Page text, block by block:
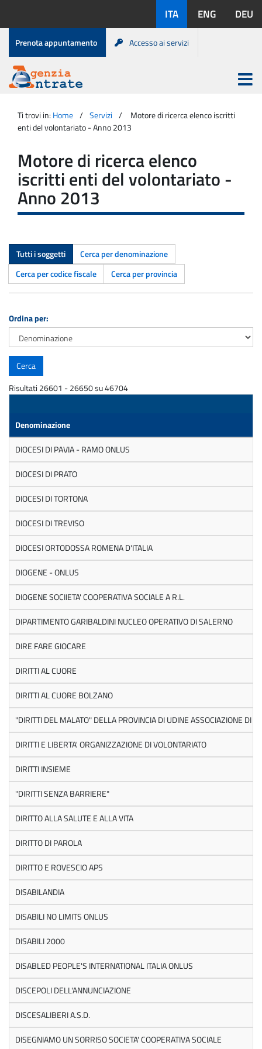
contenuto
disponibili:
ITA ENG DEU
Menu
di
servizio
Prenota appuntamento Accesso ai servizi
Agenzia
Entrate
Apri
menu
principale
Ti trovi in: Home Servizi
Motore di ricerca elenco iscritti
enti del volontariato - Anno 2013
Motore di ricerca elenco
iscritti enti del volontariato -
Anno 2013
Tutti i soggetti
Cerca per denominazione
Cerca per codice fiscale
Cerca per provincia
Ordina per:
Risultati 26601 - 26650 su 46704
Denominazione
DIOCESI DI PAVIA - RAMO ONLUS
DIOCESI DI PRATO
DIOCESI DI TORTONA
DIOCESI DI TREVISO
DIOCESI ORTODOSSA ROMENA D'ITALIA
DIOGENE - ONLUS
DIOGENE SOCIIETA' COOPERATIVA SOCIALE A R.L.
DIPARTIMENTO GARIBALDINI NUCLEO OPERATIVO DI SALERNO
DIRE FARE GIOCARE
DIRITTI AL CUORE
DIRITTI AL CUORE BOLZANO
"DIRITTI DEL MALATO" DELLA PROVINCIA DI UDINE ASSOCIAZIONE DI
DIRITTI E LIBERTA' ORGANIZZAZIONE DI VOLONTARIATO
DIRITTI INSIEME
"DIRITTI SENZA BARRIERE"
DIRITTO ALLA SALUTE E ALLA VITA
DIRITTO DI PAROLA
DIRITTO E ROVESCIO APS
DISABILANDIA
DISABILI NO LIMITS ONLUS
DISABILI 2000
DISABLED PEOPLE'S INTERNATIONAL ITALIA ONLUS
DISCEPOLI DELL'ANNUNCIAZIONE
DISCESALIBERI A.S.D.
DISEGNIAMO UN SORRISO SOCIETA' COOPERATIVA SOCIALE